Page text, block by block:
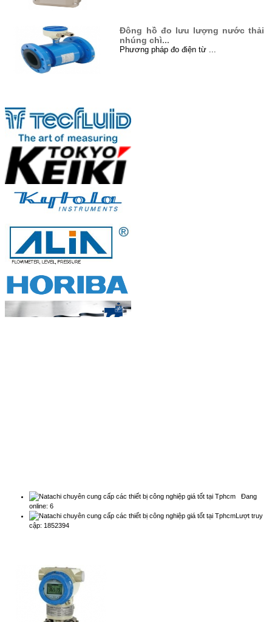
Đông hồ đo lưu lượng nước thải
nhúng chì...
Phương pháp đo điện từ ...
Siêu âm là gì? Siêu âm là sóng cơ
học...
Xử lý nước thải ở Việt Nam...
I. Đôi điều về xử lý nước thải ...
đo lưu lư...
Đồng hồ đo lưu lượng, thiết bị
thống kê ...
Đồng hồ đo lưu lượng dùng để thống kế,
đ...
Đồng hồ đo lưu lượng nước thải kênh
Đang
online: 6
Lượt truy
cập: 1852394